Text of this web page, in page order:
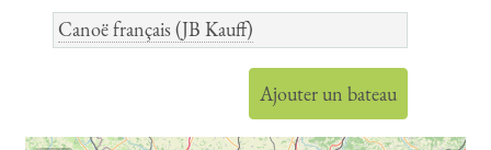
Canoë français (JB Kauff)
Ajouter un bateau